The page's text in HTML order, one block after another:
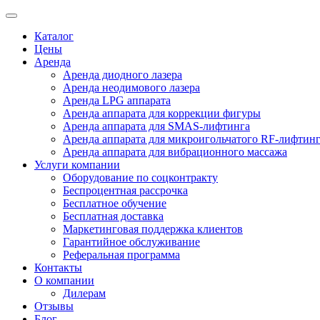
Каталог
Цены
Аренда
Аренда диодного лазера
Аренда неодимового лазера
Аренда LPG аппарата
Аренда аппарата для коррекции фигуры
Аренда аппарата для SMAS-лифтинга
Аренда аппарата для микроигольчатого RF-
Аренда аппарата для вибрационного массажа
Услуги компании
Оборудование по соцконтракту
Беспроцентная рассрочка
Бесплатное обучение
Бесплатная доставка
Маркетинговая поддержка клиентов
Гарантийное обслуживание
Реферальная программа
Контакты
О компании
Дилерам
Отзывы